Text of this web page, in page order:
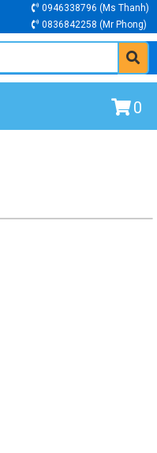
0946338796 (Ms Thanh)
0836842258 (Mr Phong)
0